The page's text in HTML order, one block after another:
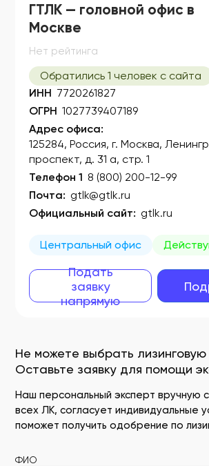
Не можете выбрать
Оставьте заявку для помощи
Наш персональный эксперт вручную
всех ЛК, согласует индивидуальные
поможет получить одобрение по
ФИО
ГТЛК — головной офис в
Москве
Нет рейтинга
Обратились 1 человек с сайта
ИНН 7720261827
ОГРН 1027739407189
Адрес офиса:
125284, Россия, г. Москва,
проспект, д. 31 а, стр. 1
Телефон 1 8 (800) 200-12-99
Почта: gtlk@gtlk.ru
Официальный сайт: gtlk.ru
Центральный офис
Подать
заявку
напрямую